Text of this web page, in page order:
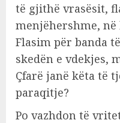
të gjithë vrasësit,
menjëhershme,
Flasim për banda
skedën e vdekjes,
Çfarë janë këta të
paraqitje?
Po vazhdon të